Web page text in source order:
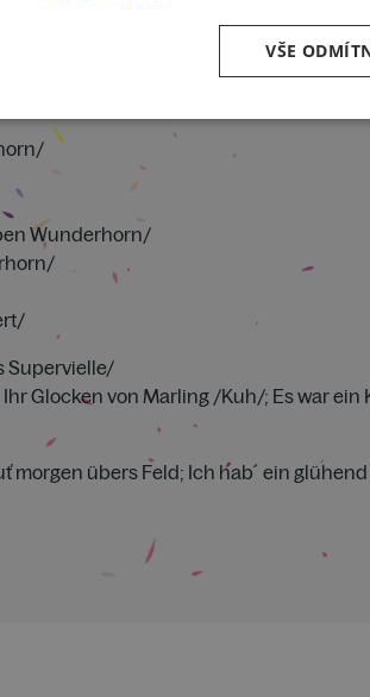
Wunderhorn/
Supervielle/
Glocken von Marling /Kuh/; Es war
morgen übers Feld; Ich hab´ ein
VŠE